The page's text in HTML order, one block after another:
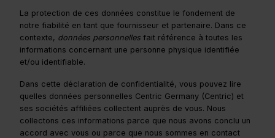
La protection de ces données constitue le fondement de
notre fiabilité en tant que fournisseur et partenaire. Dans ce
contexte, données personnelles fait référence à toutes les
informations concernant une personne physique identifiée
et/ou identifiable.
Dans cette déclaration de confidentialité, vous pouvez lire
quelles données personnelles Centric Germany (Centric) et
ses sociétés affiliées collectent auprès de vous. Nous
collectons ces informations parce que nous avons conclu un
accord avec vous ou parce que nous sommes en contact